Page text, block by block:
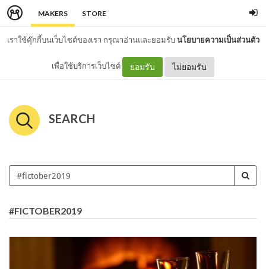
MAKERS STORE
เราใช้คุ๊กกี้บนเว็บไซต์ของเรา กรุณาอ่านและยอมรับนโยบายความเป็นส่วนตัว
เพื่อใช้บริการเว็บไซต์ ยอมรับ ไม่ยอมรับ
SEARCH
#FICTOBER2019